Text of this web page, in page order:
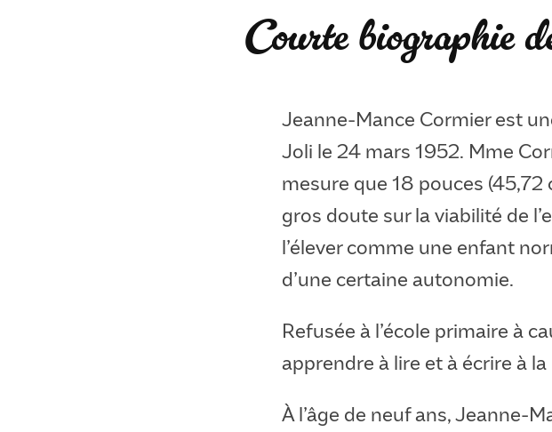
Courte biographie
Jeanne-Mance Cormier est
Joli le 24 mars 1952. Mme
mesure que 18 pouces (45,72
gros doute sur la viabilité de
l’élever comme une enfant
d’une certaine autonomie.
Refusée à l’école primaire à
apprendre à lire et à écrire à
À l’âge de neuf ans, Jeanne-